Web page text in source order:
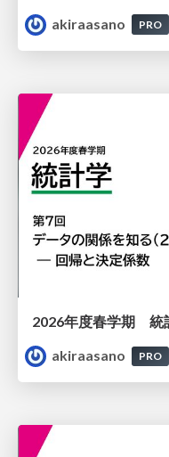
akiraasano
PRO
akiraasano
PRO